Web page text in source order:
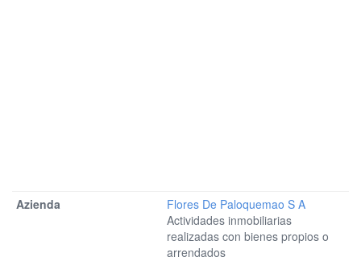
Flores De Paloquemao S A
Actividades inmobiliarias
realizadas con bienes propios o
arrendados